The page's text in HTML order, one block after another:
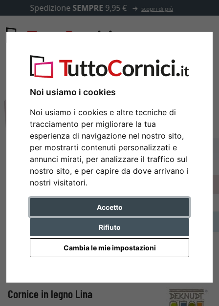
Noi usiamo i cookies
Noi usiamo i cookies e altre tecniche di
tracciamento per migliorare la tua
esperienza di navigazione nel nostro sito,
per mostrarti contenuti personalizzati e
annunci mirati, per analizzare il traffico sul
nostro sito, e per capire da dove arrivano i
nostri visitatori.
Accetto
Rifiuto
Cambia le mie impostazioni
SEMPRE9,95 € scopri di più
Cornice in legno Lina